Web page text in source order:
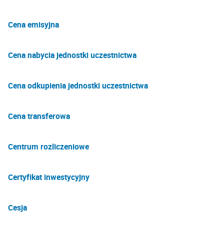
Cena emisyjna
Cena nabycia jednostki uczestnictwa
Cena odkupienia jednostki uczestnictwa
Cena transferowa
Centrum rozliczeniowe
Certyfikat inwestycyjny
Cesja